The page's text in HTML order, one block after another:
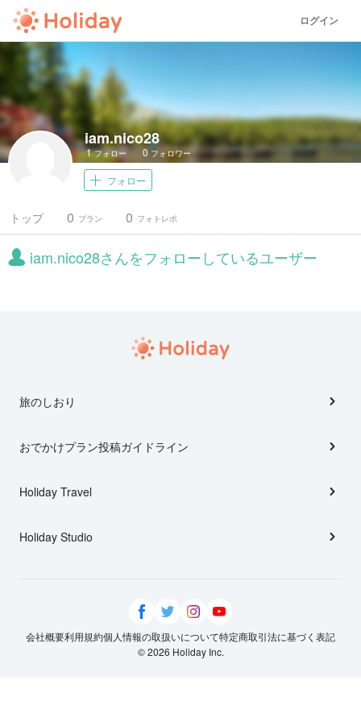
ログイン
iam.nico28
1フォロー 0 フォロワー
フォロー
トップ プラン
0 フォトレポ
0
iam.nico28さんをフォローしているユーザー
旅のしおり
おでかけプラン投稿ガイドライン
Holiday Travel
Holiday Studio
会社概要利用規約個人情報の取扱いについて特定商取引法に基づく表記
© 2026 Holiday Inc.